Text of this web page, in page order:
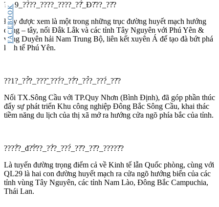
FACEBOOK
??29_??̀??_????_????_??̂́_Đ?̂??_??̂?
Đây được xem là một trong những trục đường huyết mạch hướng
đông – tây, nối Đắk Lắk và các tỉnh Tây Nguyên với Phú Yên &
vùng Duyên hải Nam Trung Bộ, liên kết xuyên Á để tạo đà bứt phá
kinh tế Phú Yên.
??1?_??̛̉?_???̃_???́?_??̆́?_??̉?_???́_??̂?
Nối TX.Sông Cầu với TP.Quy Nhơn (Bình Định), đã góp phần thúc
đẩy sự phát triển Khu công nghiệp Đông Bắc Sông Cầu, khai thác
tiềm năng du lịch của thị xã mở ra hướng cửa ngõ phía bắc của tỉnh.
????̂́?_đ?̛?̛̀??_??̆́?_???́_??̂?_??̂?_?????̂?
Là tuyến đường trọng điểm cả về Kinh tế lẫn Quốc phòng, cùng với
QL29 là hai con đường huyết mạch ra cửa ngõ hướng biển của các
tỉnh vùng Tây Nguyên, các tỉnh Nam Lào, Đông Bắc Campuchia,
Thái Lan.